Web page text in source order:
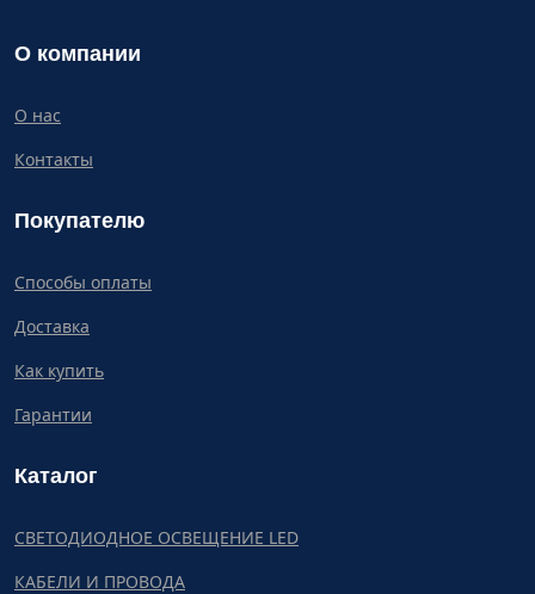
О компании
О нас
Контакты
Покупателю
Способы оплаты
Доставка
Как купить
Гарантии
Каталог
СВЕТОДИОДНОЕ ОСВЕЩЕНИЕ LED
КАБЕЛИ И ПРОВОДА